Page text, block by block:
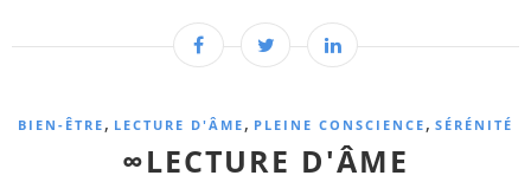
BIEN-ÊTRE , LECTURE D'ÂME , PLEINE CONSCIENCE , SÉRÉNITÉ
∞LECTURE D'ÂME